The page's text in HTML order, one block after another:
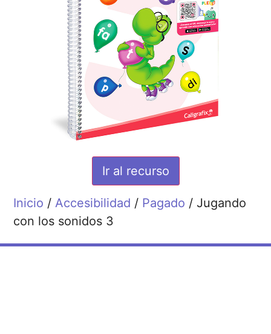
Ir al recurso
Inicio /Accesibilidad / Pagado / Jugando
con los sonidos 3